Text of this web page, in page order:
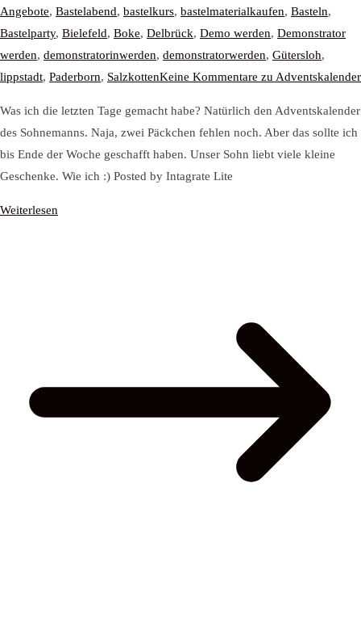
Angebote, Bastelabend, bastelkurs, bastelmaterialkaufen, Basteln,
Bastelparty, Bielefeld, Boke, Delbrück, Demo werden, Demonstrator
werden, demonstratorinwerden, demonstratorwerden, Gütersloh,
lippstadt, Paderborn, SalzkottenKeine Kommentare zu Adventskalender
Was ich die letzten Tage gemacht habe? Natürlich den Adventskalender
des Sohnemanns. Naja, zwei Päckchen fehlen noch. Aber das sollte ich
bis Ende der Woche geschafft haben. Unser Sohn liebt viele kleine
Geschenke. Wie ich :) Posted by Intagrate Lite
Weiterlesen